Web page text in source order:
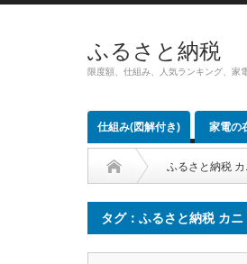
ふるさと納税
限度額、仕組み、人気ランキング、家
仕組み(図解付き) 家電の
ふるさと納税
タグ：ふるさと納税 カニ